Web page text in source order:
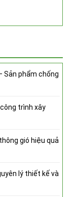
Sản phẩm chống
trình xây
gió hiệu quả
lý thiết kế và